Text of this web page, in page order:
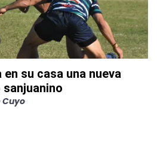
su casa una nueva
Cuyo